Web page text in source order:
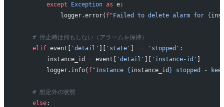
        except
Exception as e:
            logger.error(
f"Failed to delete alarm for {
    # 停止時は何もしない（アラームを保持）
    elif
event[ 'detail' ][ 'state' ] == 'stopped' :
        instance_id
= event[ 'detail' ][ 'instance-id' ]
        logger.info(
f"Instance {instance_id } stopped -
    # 想定外の状態
    else
: